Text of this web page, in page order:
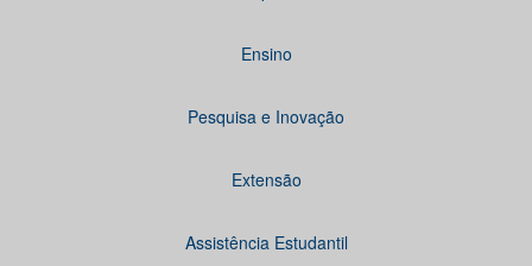
Ensino
Pesquisa e Inovação
Extensão
Assistência Estudantil